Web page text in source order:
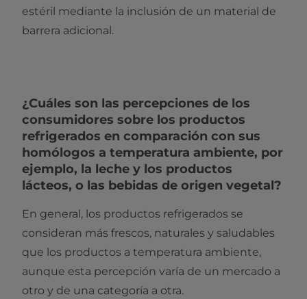
estéril mediante la inclusión de un material de
barrera adicional.
¿Cuáles son las percepciones de los
consumidores sobre los productos
refrigerados en comparación con sus
homólogos a temperatura ambiente, por
ejemplo, la leche y los productos
lácteos, o las bebidas de origen vegetal?
En general, los productos refrigerados se
consideran más frescos, naturales y saludables
que los productos a temperatura ambiente,
aunque esta percepción varía de un mercado a
otro y de una categoría a otra.